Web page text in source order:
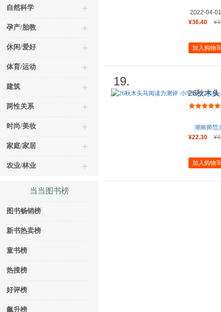
自然科学
孕产/胎教
休闲/爱好
体育/运动
建筑
两性关系
时尚/美妆
家庭/家居
农业/林业
当当图书榜
图书畅销榜
新书热卖榜
童书榜
热搜榜
好评榜
飙升榜
2022-04-01
¥36.40
加入购物
19.
26秋木
版
湖南师范
¥22.30
加入购物